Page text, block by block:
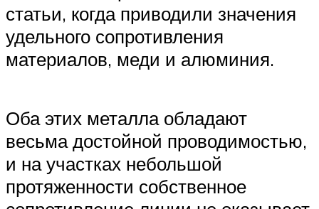
статьи, когда приводили значения
удельного сопротивления
материалов, меди и алюминия.
Оба этих металла обладают
весьма достойной проводимостью,
и на участках небольшой
протяженности собственное